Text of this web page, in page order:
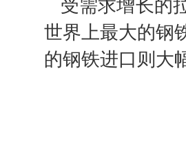
受需求增长的
世界上最大的钢
的钢铁进口则大